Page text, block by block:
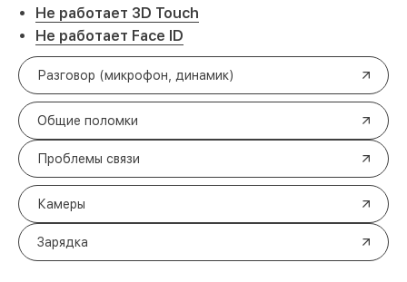
Не работает 3D Touch
Не работает Face ID
Разговор (микрофон, динамик)
Общие поломки
Проблемы связи
Камеры
Зарядка